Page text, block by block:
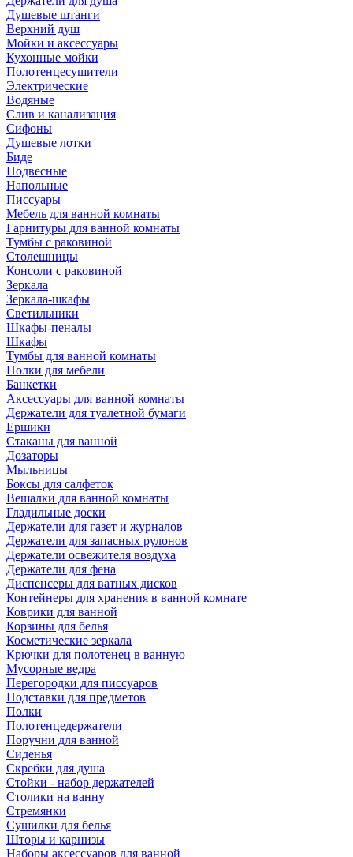
Душевые штанги
Верхний душ
Мойки и аксессуары
Кухонные мойки
Полотенцесушители
Электрические
Водяные
Слив и канализация
Сифоны
Душевые лотки
Биде
Подвесные
Напольные
Писсуары
Мебель для ванной комнаты
Гарнитуры для ванной комнаты
Тумбы с раковиной
Столешницы
Консоли с раковиной
Зеркала
Зеркала-шкафы
Светильники
Шкафы-пеналы
Шкафы
Тумбы для ванной комнаты
Полки для мебели
Банкетки
Аксессуары для ванной комнаты
Держатели для туалетной бумаги
Ершики
Стаканы для ванной
Дозаторы
Мыльницы
Боксы для салфеток
Вешалки для ванной комнаты
Гладильные доски
Держатели для газет и журналов
Держатели для запасных рулонов
Держатели освежителя воздуха
Держатели для фена
Диспенсеры для ватных дисков
Контейнеры для хранения в ванной комнате
Коврики для ванной
Корзины для белья
Косметические зеркала
Крючки для полотенец в ванную
Мусорные ведра
Перегородки для писсуаров
Подставки для предметов
Полки
Полотенцедержатели
Поручни для ванной
Сиденья
Скребки для душа
Стойки - набор держателей
Столики на ванну
Стремянки
Сушилки для белья
Шторы и карнизы
Наборы аксессуаров для ванной